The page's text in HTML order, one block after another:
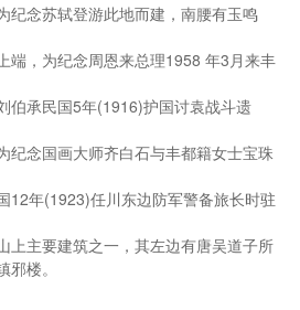
纪念苏轼登游此地而建，南腰有玉鸣
端，为纪念周恩来总理1958 年3月来丰
伯承民国5年(1916)护国讨袁战斗遗
纪念国画大师齐白石与丰都籍女士宝珠
12年(1923)任川东边防军警备旅长时驻
上主要建筑之一，其左边有唐吴道子所
楼。